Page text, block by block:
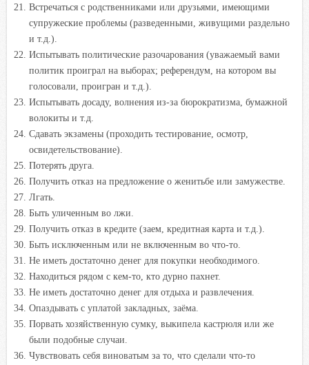
Встречаться с родственниками или друзьями, имеющими
супружеские проблемы (разведенными, живущими раздельно
и т.д.).
Испытывать политические разочарования (уважаемый вами
политик проиграл на выборах; референдум, на котором вы
голосовали, проигран и т.д.).
Испытывать досаду, волнения из-за бюрократизма, бумажной
волокиты и т.д.
Сдавать экзамены (проходить тестирование, осмотр,
освидетельствование).
Потерять друга.
Получить отказ на предложение о женитьбе или замужестве.
Лгать.
Быть уличенным во лжи.
Получить отказ в кредите (заем, кредитная карта и т.д.).
Быть исключенным или не включенным во что-то.
Не иметь достаточно денег для покупки необходимого.
Находиться рядом с кем-то, кто дурно пахнет.
Не иметь достаточно денег для отдыха и развлечения.
Опаздывать с уплатой закладных, заёма.
Порвать хозяйственную сумку, выкипела кастрюля или же
были подобные случаи.
Чувствовать себя виноватым за то, что сделали что-то